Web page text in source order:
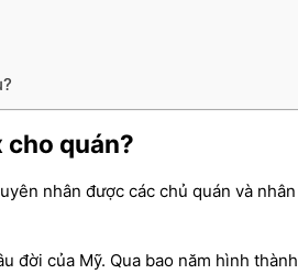
quán?
nhân được các chủ quán và
đời của Mỹ. Qua bao năm hình